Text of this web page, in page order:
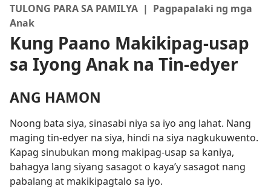
TULONG PARA SA PAMILYA | Pagpapalaki ng mga
Anak
Kung Paano Makikipag-usap
sa Iyong Anak na Tin-edyer
ANG HAMON
Noong bata siya, sinasabi niya sa iyo ang lahat. Nang
maging tin-edyer na siya, hindi na siya nagkukuwento.
Kapag sinubukan mong makipag-usap sa kaniya,
bahagya lang siyang sasagot o kaya’y sasagot nang
pabalang at makikipagtalo sa iyo.